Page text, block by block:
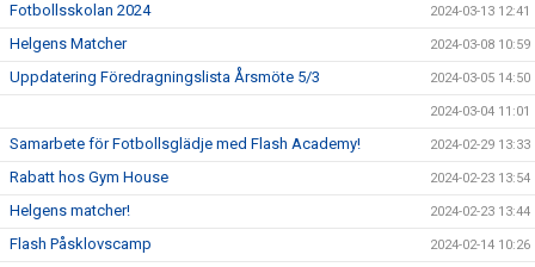
Fotbollsskolan 2024 2024-03-13 12:41
Helgens Matcher 2024-03-08 10:59
Uppdatering Föredragningslista Årsmöte 5/3 2024-03-05 14:50
2024-03-04 11:01
Samarbete för Fotbollsglädje med Flash Academy! 2024-02-29 13:33
Rabatt hos Gym House 2024-02-23 13:54
Helgens matcher! 2024-02-23 13:44
Flash Påsklovscamp 2024-02-14 10:26